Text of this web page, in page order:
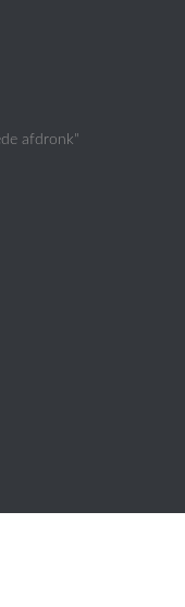
afdronk"